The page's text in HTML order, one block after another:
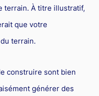
terrain. À titre illustratif,
que votre
terrain.
construire sont bien
générer des